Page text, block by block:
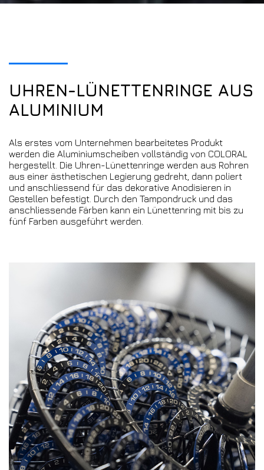
UHREN-LÜNETTENRINGE AUS
ALUMINIUM
Als erstes vom Unternehmen bearbeitetes Produkt
werden die Aluminiumscheiben vollständig von COLORAL
hergestellt. Die Uhren-Lünettenringe werden aus Rohren
aus einer ästhetischen Legierung gedreht, dann poliert
und anschliessend für das dekorative Anodisieren in
Gestellen befestigt. Durch den Tampondruck und das
anschliessende Färben kann ein Lünettenring mit bis zu
fünf Farben ausgeführt werden.